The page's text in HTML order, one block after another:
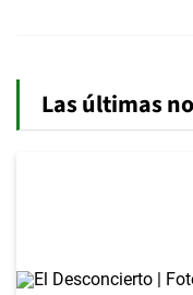
Las últimas